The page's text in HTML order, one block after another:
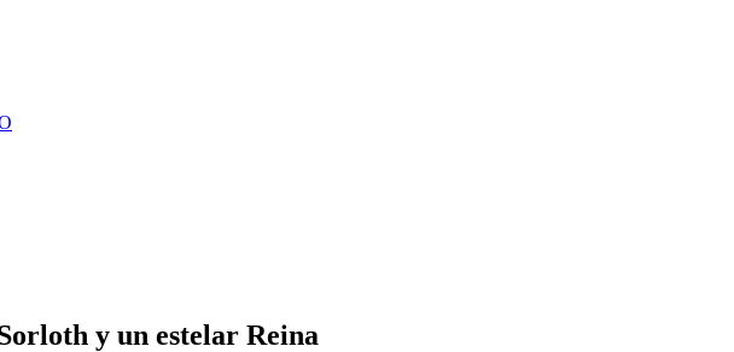
y un estelar Reina